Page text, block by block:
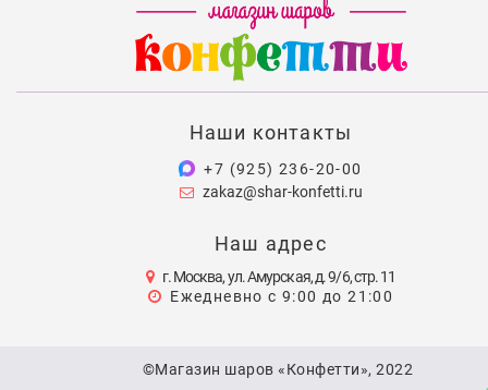
Наши контакты
+7 (925) 236-20-00
zakaz@shar-konfetti.ru
Наш адрес
г. Москва, ул. Амурская, д. 9/6, стр. 11
Ежедневно с 9:00 до 21:00
©Магазин шаров «Конфетти», 2022